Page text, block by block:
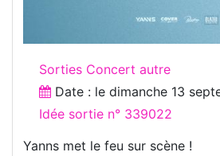
Sorties Concert autre
Date : le dimanche 13
Idée sortie n° 339022
Yanns met le feu sur scène !